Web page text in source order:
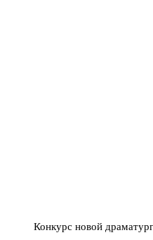
Конкурс новой